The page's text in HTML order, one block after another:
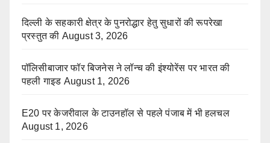
दिल्ली के सहकारी क्षेत्र के पुनरोद्धार हेतु सुधारों की रूपरेखा
प्रस्तुत की August 3, 2026
पॉलिसीबाजार फॉर बिजनेस ने लॉन्च की इंश्योरेंस पर भारत की
पहली गाइड August 1, 2026
E20 पर केजरीवाल के टाउनहॉल से पहले पंजाब में भी हलचल
August 1, 2026